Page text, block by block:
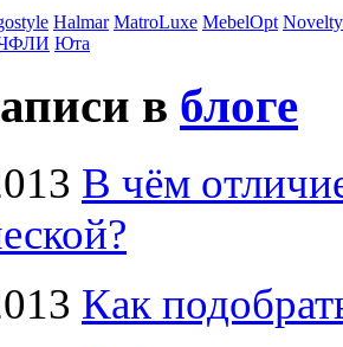
Halmar MatroLuxe MebelOpt Novelty
Юта
в блоге
В чём
Как